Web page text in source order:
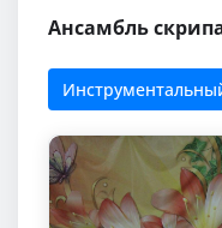
Ансамбль